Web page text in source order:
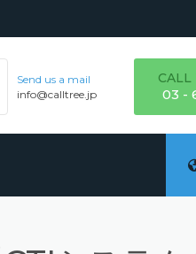
Send us a mail
info@calltree.jp
CALL
03 -